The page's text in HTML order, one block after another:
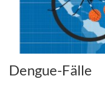
Dengue-Fälle